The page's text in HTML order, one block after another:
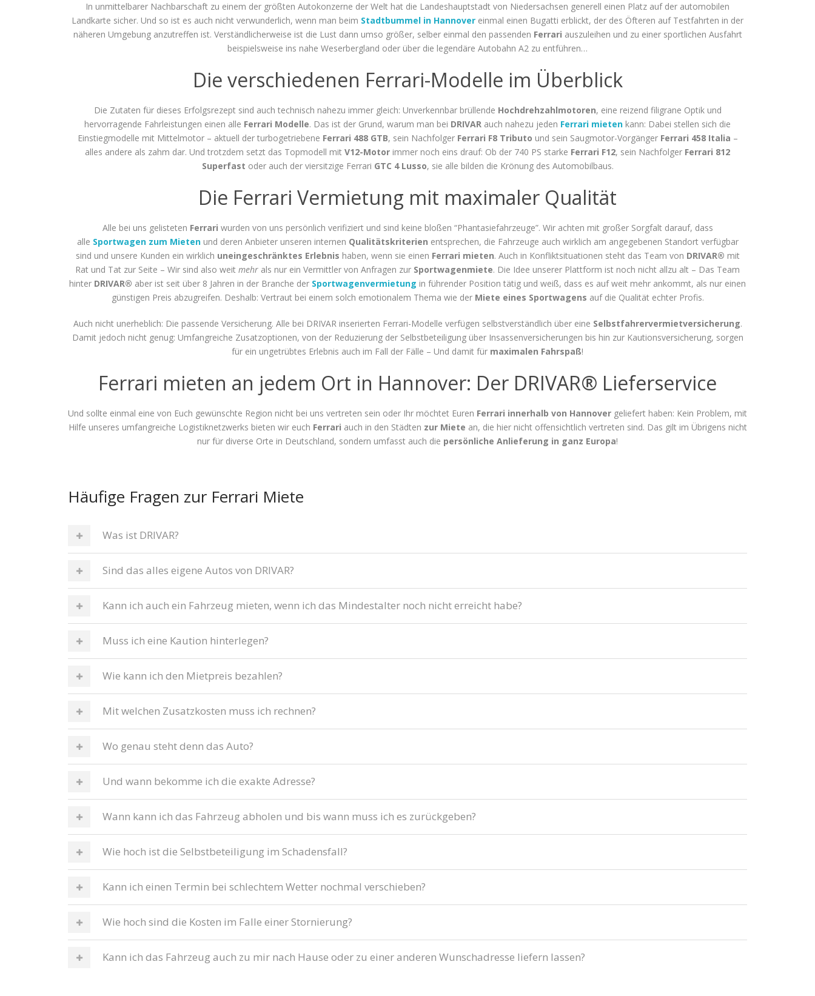
In unmittelbarer Nachbarschaft zu einem der größten Autokonzerne der Welt hat die Landeshauptstadt von Niedersachsen generell einen Platz auf der automobilen
Landkarte sicher. Und so ist es auch nicht verwunderlich, wenn man beim Stadtbummel in Hannover einmal einen Bugatti erblickt, der des Öfteren auf Testfahrten in der
näheren Umgebung anzutreffen ist. Verständlicherweise ist die Lust dann umso größer, selber einmal den passenden Ferrari auszuleihen und zu einer sportlichen Ausfahrt
beispielsweise ins nahe Weserbergland oder über die legendäre Autobahn A2 zu entführen…
Die verschiedenen Ferrari-Modelle im Überblick
Die Zutaten für dieses Erfolgsrezept sind auch technisch nahezu immer gleich: Unverkennbar brüllende Hochdrehzahlmotoren, eine reizend filigrane Optik und
hervorragende Fahrleistungen einen alle Ferrari Modelle. Das ist der Grund, warum man bei DRIVAR auch nahezu jeden Ferrari mieten kann: Dabei stellen sich die
Einstiegmodelle mit Mittelmotor – aktuell der turbogetriebene Ferrari 488 GTB, sein Nachfolger Ferrari F8 Tributo und sein Saugmotor-Vorgänger Ferrari 458 Italia –
alles andere als zahm dar. Und trotzdem setzt das Topmodell mit V12-Motor immer noch eins drauf: Ob der 740 PS starke Ferrari F12, sein Nachfolger Ferrari 812
Superfast oder auch der viersitzige Ferrari GTC 4 Lusso, sie alle bilden die Krönung des Automobilbaus.
Die Ferrari Vermietung mit maximaler Qualität
Alle bei uns gelisteten Ferrari wurden von uns persönlich verifiziert und sind keine bloßen “Phantasiefahrzeuge”. Wir achten mit großer Sorgfalt darauf, dass
alle Sportwagen zum Mietenund deren Anbieter unseren internen Qualitätskriterien entsprechen, die Fahrzeuge auch wirklich am angegebenen Standort verfügbar
sind und unsere Kunden ein wirklich uneingeschränktes Erlebnis haben, wenn sie einen Ferrari mieten. Auch in Konfliktsituationen steht das Team von DRIVAR® mit
Rat und Tat zur Seite – Wir sind also weit mehr als nur ein Vermittler von Anfragen zur Sportwagenmiete. Die Idee unserer Plattform ist noch nicht allzu alt – Das Team
hinter DRIVAR® aber ist seit über 8 Jahren in der Branche der Sportwagenvermietung in führender Position tätig und weiß, dass es auf weit mehr ankommt, als nur einen
günstigen Preis abzugreifen. Deshalb: Vertraut bei einem solch emotionalem Thema wie der Miete eines Sportwagens auf die Qualität echter Profis.
Auch nicht unerheblich: Die passende Versicherung. Alle bei DRIVAR inserierten Ferrari-Modelle verfügen selbstverständlich über eine Selbstfahrervermietversicherung.
Damit jedoch nicht genug: Umfangreiche Zusatzoptionen, von der Reduzierung der Selbstbeteiligung über Insassenversicherungen bis hin zur Kautionsversicherung, sorgen
für ein ungetrübtes Erlebnis auch im Fall der Fälle – Und damit für maximalen Fahrspaß!
Ferrari mieten an jedem Ort in Hannover: Der DRIVAR® Lieferservice
Und sollte einmal eine von Euch gewünschte Region nicht bei uns vertreten sein oder Ihr möchtet Euren Ferrari innerhalb von Hannover geliefert haben: Kein Problem, mit
Hilfe unseres umfangreiche Logistiknetzwerks bieten wir euch Ferrari auch in den Städten zur Miete an, die hier nicht offensichtlich vertreten sind. Das gilt im Übrigens nicht
nur für diverse Orte in Deutschland, sondern umfasst auch die persönliche Anlieferung in ganz Europa!
Häufige Fragen zur Ferrari Miete
Was ist DRIVAR?
Sind das alles eigene Autos von DRIVAR?
Kann ich auch ein Fahrzeug mieten, wenn ich das Mindestalter noch nicht erreicht habe?
Muss ich eine Kaution hinterlegen?
Wie kann ich den Mietpreis bezahlen?
Mit welchen Zusatzkosten muss ich rechnen?
Wo genau steht denn das Auto?
Und wann bekomme ich die exakte Adresse?
Wann kann ich das Fahrzeug abholen und bis wann muss ich es zurückgeben?
Wie hoch ist die Selbstbeteiligung im Schadensfall?
Kann ich einen Termin bei schlechtem Wetter nochmal verschieben?
Wie hoch sind die Kosten im Falle einer Stornierung?
Kann ich das Fahrzeug auch zu mir nach Hause oder zu einer anderen Wunschadresse liefern lassen?